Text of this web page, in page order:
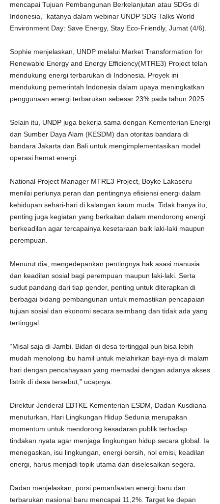
mencapai Tujuan Pembangunan Berkelanjutan atau SDGs di
Indonesia,” katanya dalam webinar UNDP SDG Talks World
Environment Day: Save Energy, Stay Eco-Friendly, Jumat (4/6).
Sophie menjelaskan, UNDP melalui Market Transformation for
Renewable Energy and Energy Efficiency(MTRE3) Project telah
mendukung energi terbarukan di Indonesia. Proyek ini
mendukung pemerintah Indonesia dalam upaya meningkatkan
penggunaan energi terbarukan sebesar 23% pada tahun 2025.
Selain itu, UNDP juga bekerja sama dengan Kementerian Energi
dan Sumber Daya Alam (KESDM) dan otoritas bandara di
bandara Jakarta dan Bali untuk mengimplementasikan model
operasi hemat energi.
National Project Manager MTRE3 Project, Boyke Lakaseru
menilai perlunya peran dan pentingnya efisiensi energi dalam
kehidupan sehari-hari di kalangan kaum muda. Tidak hanya itu,
penting juga kegiatan yang berkaitan dalam mendorong energi
berkeadilan agar tercapainya kesetaraan baik laki-laki maupun
perempuan.
Menurut dia, mengedepankan pentingnya hak asasi manusia
dan keadilan sosial bagi perempuan maupun laki-laki. Serta
sudut pandang dari tiap gender, penting untuk diterapkan di
berbagai bidang pembangunan untuk memastikan pencapaian
tujuan sosial dan ekonomi secara seimbang dan tidak ada yang
tertinggal.
“Misal saja di Jambi. Bidan di desa tertinggal pun bisa lebih
mudah menolong ibu hamil untuk melahirkan bayi-nya di malam
hari dengan pencahayaan yang memadai dengan adanya akses
listrik di desa tersebut,” ucapnya.
Direktur Jenderal EBTKE Kementerian ESDM, Dadan Kusdiana
menuturkan, Hari Lingkungan Hidup Sedunia merupakan
momentum untuk mendorong kesadaran publik terhadap
tindakan nyata agar menjaga lingkungan hidup secara global. Ia
menegaskan, isu lingkungan, energi bersih, nol emisi, keadilan
energi, harus menjadi topik utama dan diselesaikan segera.
Dadan menjelaskan, porsi pemanfaatan energi baru dan
terbarukan nasional baru mencapai 11,2%. Target ke depan